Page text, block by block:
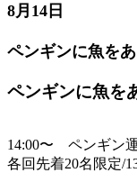
8月14日
ペンギンに魚を
ペンギンに魚を
14:00〜 ペンギン
各回先着20名限定/